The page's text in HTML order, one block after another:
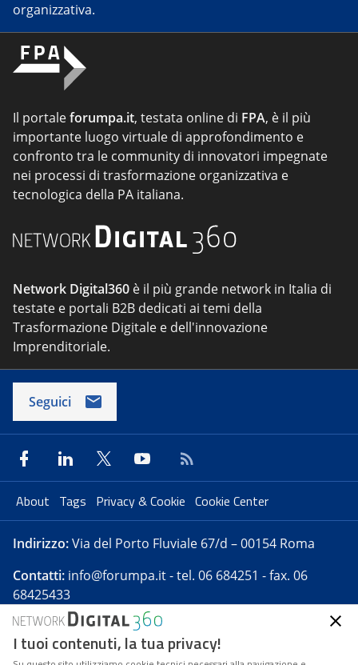
organizzativa.
Il portaleforumpa.it, testata online di FPA, è il più
importante luogo virtuale di approfondimento e
confronto tra le community di innovatori impegnate
nei processi di trasformazione organizzativa e
tecnologica della PA italiana.
Network Digital360 è il più grande network in Italia di
testate e portali B2B dedicati ai temi della
Trasformazione Digitale e dell'innovazione
Imprenditoriale.
Seguici
About Tags Privacy & Cookie Cookie Center
Indirizzo:Via del Porto Fluviale 67/d – 00154 Roma
Contatti: info@forumpa.it- tel. 06 684251 - fax. 06
68425433
Forumpa.itè una pubblicazione telematica iscritta
presso Registro della stampa del Tribunale di Roma -
I tuoi contenuti, la tua privacy!